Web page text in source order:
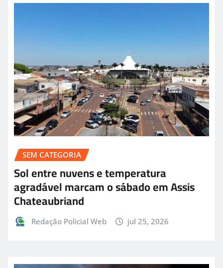
SEM CATEGORIA
Sol entre nuvens e temperatura
agradável marcam o sábado em Assis
Chateaubriand
Redação Policial Web jul 25, 2026